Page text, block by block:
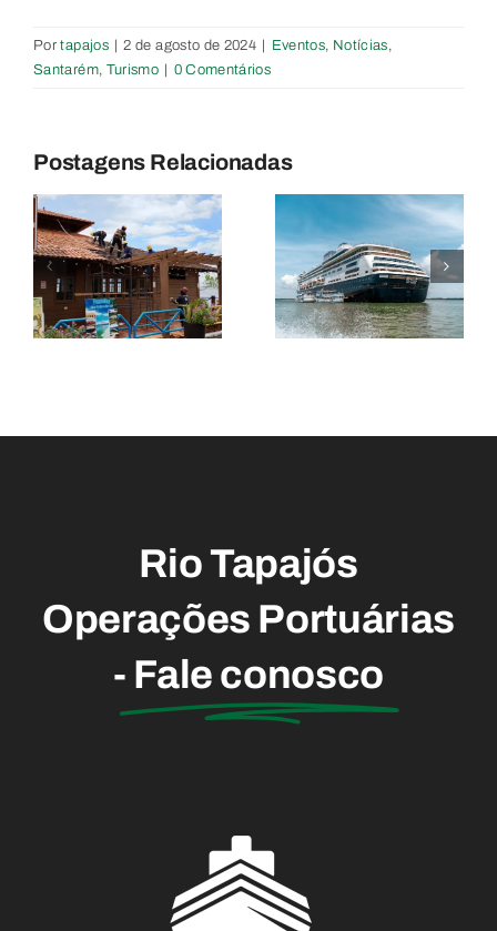
Portapajos | 2 de agosto de 2024 | Eventos, Notícias,
Santarém, Turismo | 0 Comentários
Postagens Relacionadas
segue em
alta na rota
do turismo
internacional
com
portuários
em
Rio Tapajós
Operações Portuárias
- Fale conosco